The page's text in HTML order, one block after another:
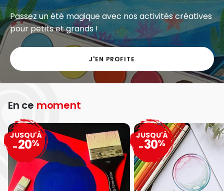
Passez un été magique avec nos activités créatives
pour petits et grands !
J'EN PROFITE
En ce moment
JUSQU'À
-20%
JUSQU'À
-30%